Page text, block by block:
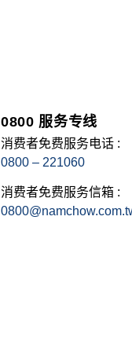
0800 服务专线
消费者免费服务电话 :
0800 – 221060
消费者免费服务信箱 :